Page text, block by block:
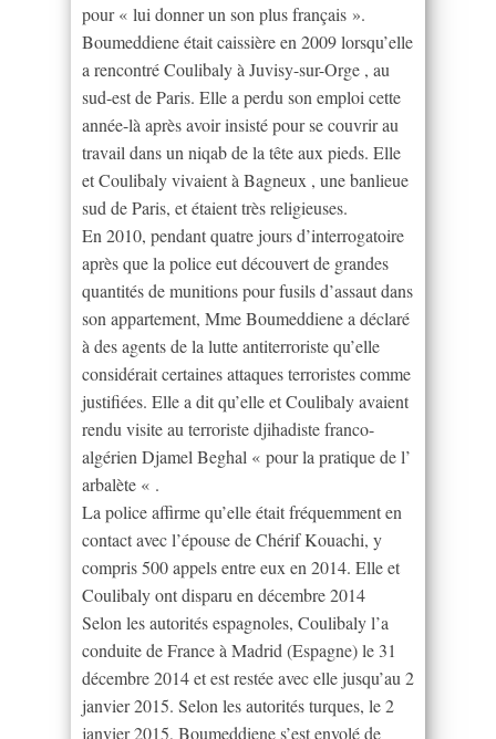
pour « lui donner un son plus français ».
Boumeddiene était caissière en 2009 lorsqu’elle
a rencontré Coulibaly à Juvisy-sur-Orge , au
sud-est de Paris. Elle a perdu son emploi cette
année-là après avoir insisté pour se couvrir au
travail dans un niqab de la tête aux pieds. Elle
et Coulibaly vivaient à Bagneux , une banlieue
sud de Paris, et étaient très religieuses.
En 2010, pendant quatre jours d’interrogatoire
après que la police eut découvert de grandes
quantités de munitions pour fusils d’assaut dans
son appartement, Mme Boumeddiene a déclaré
à des agents de la lutte antiterroriste qu’elle
considérait certaines attaques terroristes comme
justifiées. Elle a dit qu’elle et Coulibaly avaient
rendu visite au terroriste djihadiste franco-
algérien Djamel Beghal « pour la pratique de l’
arbalète « .
La police affirme qu’elle était fréquemment en
contact avec l’épouse de Chérif Kouachi, y
compris 500 appels entre eux en 2014. Elle et
Coulibaly ont disparu en décembre 2014
Selon les autorités espagnoles, Coulibaly l’a
conduite de France à Madrid (Espagne) le 31
décembre 2014 et est restée avec elle jusqu’au 2
janvier 2015. Selon les autorités turques, le 2
janvier 2015, Boumeddiene s’est envolé de